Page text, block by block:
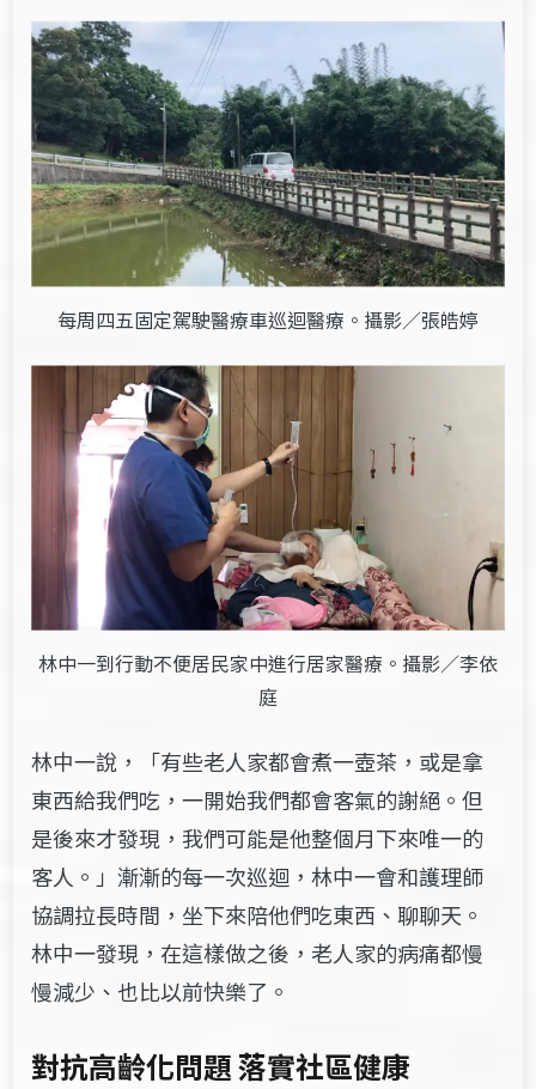
每周四五固定駕駛醫療車巡迴醫療。攝影／張皓婷
林中一到行動不便居民家中進行居家醫療。攝影／李依
庭
林中一說，「有些老人家都會煮一壺茶，或是拿
東西給我們吃，一開始我們都會客氣的謝絕。但
是後來才發現，我們可能是他整個月下來唯一的
客人。」漸漸的每一次巡迴，林中一會和護理師
協調拉長時間，坐下來陪他們吃東西、聊聊天。
林中一發現，在這樣做之後，老人家的病痛都慢
慢減少、也比以前快樂了。
對抗高齡化問題 落實社區健康